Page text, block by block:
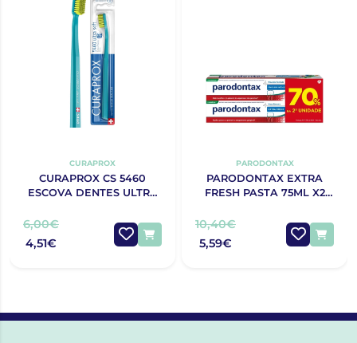
CURAPROX
CURAPROX CS 5460
ESCOVA DENTES ULTRA
6,00€
4,51€
PARODONTAX
PARODONTAX EXTRA
FRESH PASTA 75ML X2
10,40€
5,59€